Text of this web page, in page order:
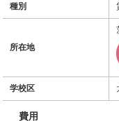
種別
所在地
学校区
費用